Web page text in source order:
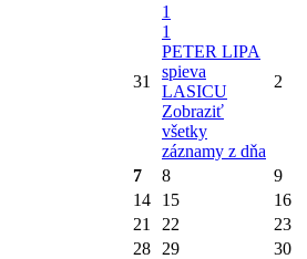
31
1
1
PETER LIPA
spieva
LASICU
Zobraziť
všetky
záznamy z dňa
2
7 8
9
14 15
16
21 22
23
28 29 30